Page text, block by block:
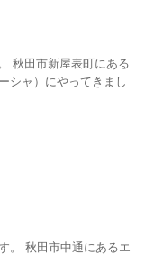
秋田市新屋表町にある
シャ）にやってきまし
。 秋田市中通にあるエ